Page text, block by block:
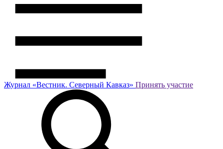
Журнал «Вестник. Северный Кавказ» Принять участие